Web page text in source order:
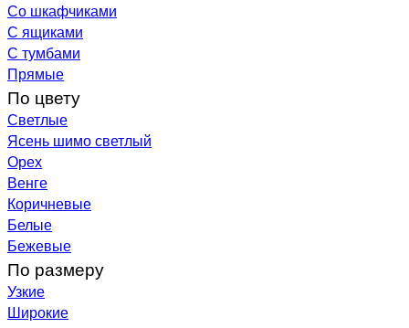
Со шкафчиками
С ящиками
С тумбами
Прямые
По цвету
Светлые
Ясень шимо светлый
Орех
Венге
Коричневые
Белые
Бежевые
По размеру
Узкие
Широкие